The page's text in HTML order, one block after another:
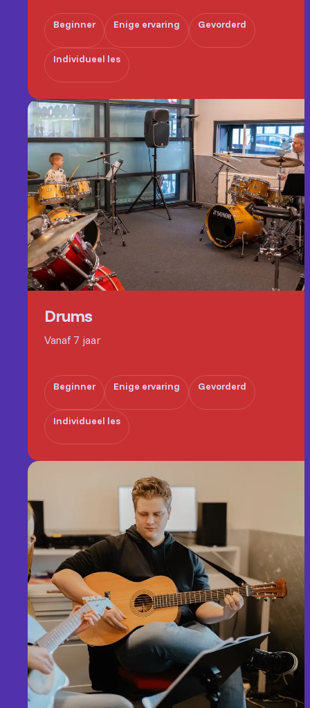
Beginner Enige ervaring Gevorderd
Individueel les
Drums
Vanaf 7 jaar
Beginner Enige ervaring Gevorderd
Individueel les